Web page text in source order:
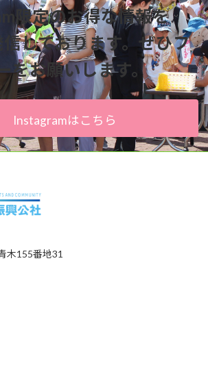
限定のお得な情報を
しております。ぜひフ
をお願いします。
Instagramはこちら
木155番地31